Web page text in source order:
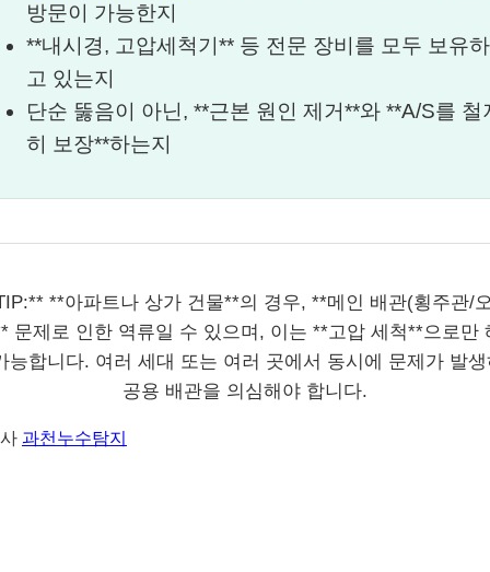
방문이 가능한지
**내시경, 고압세척기** 등 전문 장비를 모두 보유하
고 있는지
단순 뚫음이 아닌, **근본 원인 제거**와 **A/S를 철
히 보장**하는지
**아파트나 상가 건물**의 경우, **메인 배관(횡주관/
문제로 인한 역류일 수 있으며, 이는 **고압 세척**으로만
능합니다. 여러 세대 또는 여러 곳에서 동시에 문제가 발생
공용 배관을 의심해야 합니다.
과천누수탐지